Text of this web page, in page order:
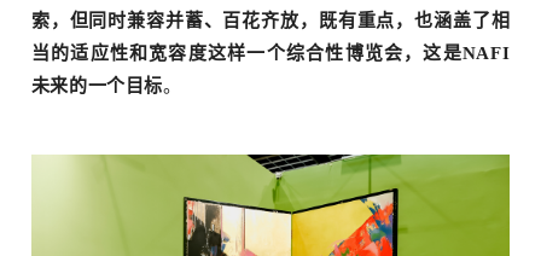
索，但同时兼容并蓄、百花齐放，既有重点，也涵盖了相
当的适应性和宽容度这样一个综合性博览会，这是NAFI
未来的一个目标。